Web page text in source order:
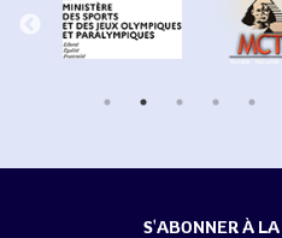
S'ABONNER À